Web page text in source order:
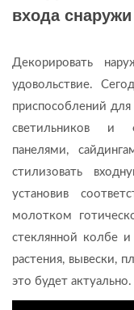
входа снаружи
Декорировать
удовольствие.
приспособлений для
светильников и
панелями,
стилизовать
установив
молотком
стеклянной колбе
растения, вывески,
это будет актуально.